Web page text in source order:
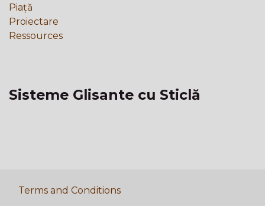
Piață
Proiectare
Ressources
Sisteme Glisante cu Sticlă
Terms and Conditions